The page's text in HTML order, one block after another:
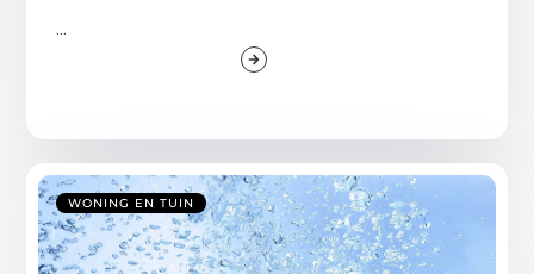
...
WONING EN TUIN